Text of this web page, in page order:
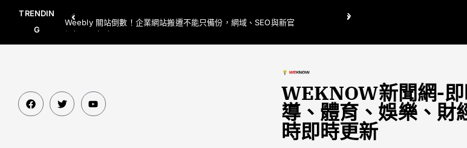
TRENDIN
G
Weebly 關站倒數！企業網站搬遷不能只備份，網域、SEO與新官
網都要一起處理
翁曉玲喊刪陸委會1295萬媒宣費惹議 梁文傑
WEKNOW新聞網-
導、體育、娛樂、財
時即時更新